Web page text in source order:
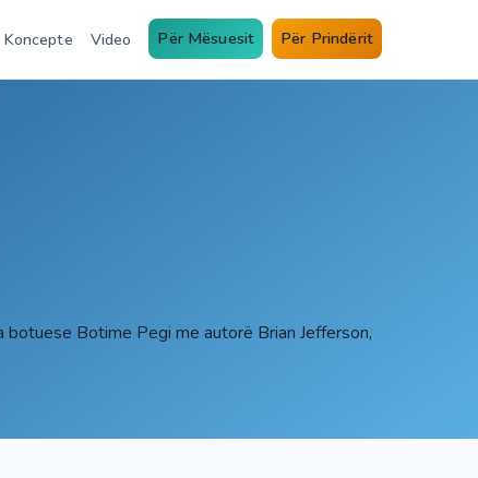
Koncepte Video Për Mësuesit Për Prindërit
Botime Pegi me autorë Brian Jefferson,